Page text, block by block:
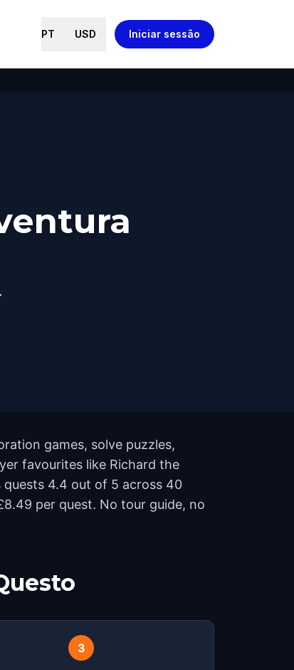
PT USD Iniciar sessão
games, solve puzzles,
favourites like Richard the
quests 4.4 out of 5 across 40
per quest. No tour guide, no
3